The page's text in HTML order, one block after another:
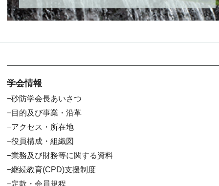
学会情報
砂防学会長あいさつ
目的及び事業・沿革
アクセス・所在地
役員構成・組織図
業務及び財務等に関する資料
継続教育(CPD)支援制度
定款・会員規程